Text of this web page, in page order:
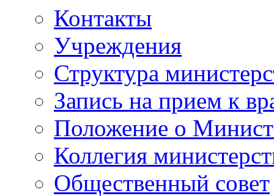
Контакты
Учреждения
Структура
Запись на прием к
Положение о
Коллегия
Общественный совет